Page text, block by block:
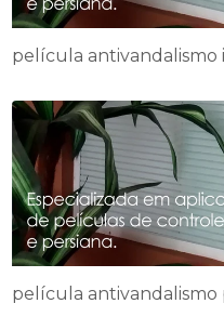
película antivandalismo
película antivandalismo